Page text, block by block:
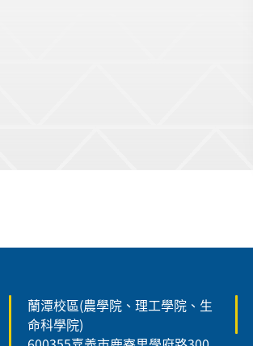
蘭潭校區(農學院、理工學院、生
命科學院)